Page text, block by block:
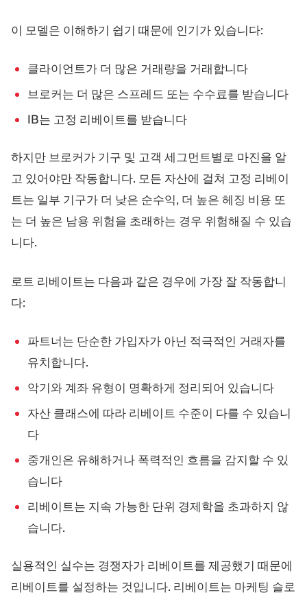
이 모델은 이해하기 쉽기 때문에 인기가 있습니다:
클라이언트가 더 많은 거래량을 거래합니다
브로커는 더 많은 스프레드 또는 수수료를 받습니다
IB는 고정 리베이트를 받습니다
하지만 브로커가 기구 및 고객 세그먼트별로 마진을 알
고 있어야만 작동합니다. 모든 자산에 걸쳐 고정 리베이
트는 일부 기구가 더 낮은 순수익, 더 높은 헤징 비용 또
는 더 높은 남용 위험을 초래하는 경우 위험해질 수 있습
니다.
로트 리베이트는 다음과 같은 경우에 가장 잘 작동합니
다:
파트너는 단순한 가입자가 아닌 적극적인 거래자를
유치합니다.
악기와 계좌 유형이 명확하게 정리되어 있습니다
자산 클래스에 따라 리베이트 수준이 다를 수 있습니
다
중개인은 유해하거나 폭력적인 흐름을 감지할 수 있
습니다
리베이트는 지속 가능한 단위 경제학을 초과하지 않
습니다.
실용적인 실수는 경쟁자가 리베이트를 제공했기 때문에
리베이트를 설정하는 것입니다. 리베이트는 마케팅 슬로